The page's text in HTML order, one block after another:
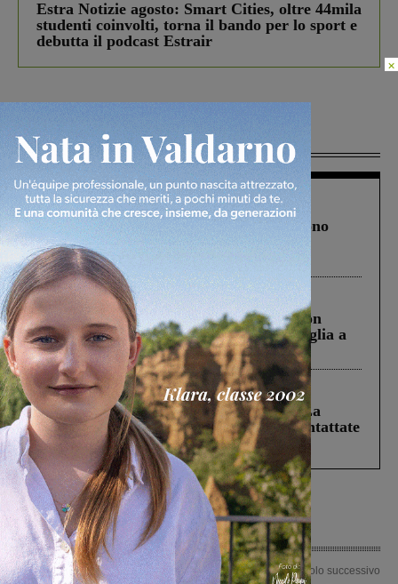
Estra Notizie agosto: Smart Cities, oltre 44mila
studenti coinvolti, torna il bando per lo sport e
debutta il podcast Estrair
Più lette
Cronaca 4 Agosto 2026
Un anno fa la strage in A1 in cui morirono
Gianni, Giulia e Franco. Lo schianto, il
processo, lo stop ai sorpassi fra tir....
Cronaca 3 Agosto 2026
Scomparso da una struttura di Castiglion
Fiorentino l’uomo che aveva ucciso la figlia a
Levane nel 2020
Cronaca 5 Agosto 2026
Continuano le ricerche di Miah Billal. La
Prefettura: “In caso di avvistamento contattate
il 112”
Articolo precedente
Articolo successivo
×